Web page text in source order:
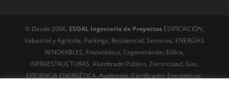
© Desde 2006, ESOAL Ingeniería de Proyectos EDIFICIACIÓN,
Industrial y Agrícola, Parkings, Residencial, Servicios, ENERGÍAS
RENOVABLES, Fotovoltáica, Cogeneración, Eólica,
INFRAESTRUCTURAS, Alumbrado Público, Electricidad, Gas,
EFICIENCIA ENERGÉTICA, Auditorías, Certificados Energéticos,